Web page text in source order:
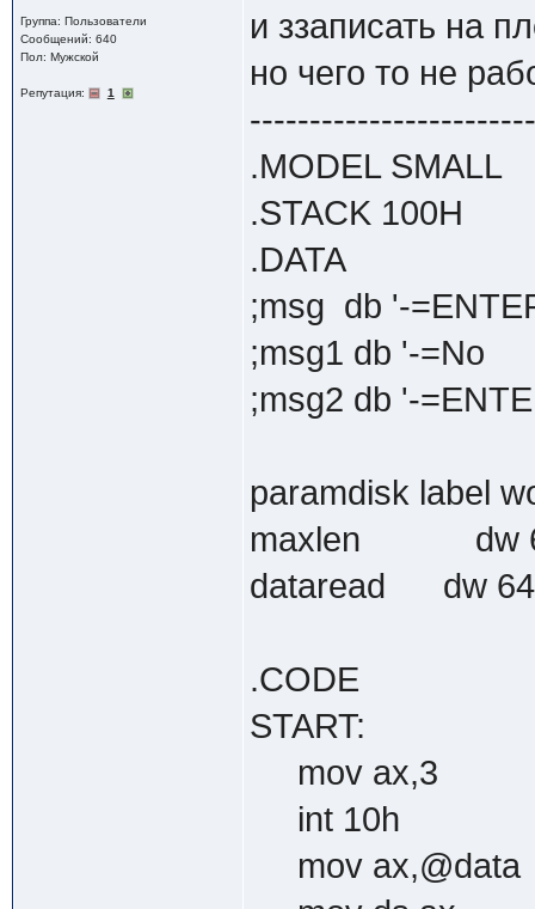
Группа: Пользователи
Сообщений: 640
Пол: Мужской
Репутация: 1
и ззаписать на
но чего то не
.MODEL SMALL
.STACK 100H
.DATA
;msg db '-
;msg1 db '-=No
;msg2 db '-
paramdisk label
maxlen
dataread dw
.CODE
START:
mov ax,3
int 10h
mov ax,@data